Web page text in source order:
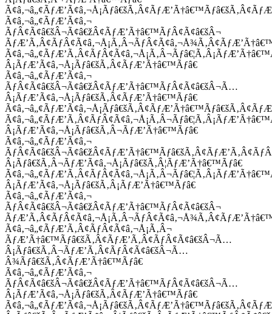
Ã¢â‚¬â„¢ÃƒÆ’Ã¢â‚¬
ÃƒÂ¢Ã¢â€šÂ¬Ã¢â€žÂ¢ÃƒÆ’Ã†â€™ÃƒÂ¢Ã¢â€šÂ¬
Â¡ÃƒÆ’Ã¢â‚¬Å¡Ãƒâ€šÃ‚Â¢ÃƒÆ’Ã†â€™Ãƒâ€
Ã¢â‚¬â„¢ÃƒÆ’Ã¢â‚¬
ÃƒÂ¢Ã¢â€šÂ¬Ã¢â€žÂ¢ÃƒÆ’Ã†â€™ÃƒÂ¢Ã¢â€šÂ¬Ã…
Â¡ÃƒÆ’Ã¢â‚¬Å¡Ãƒâ€šÃ‚Â¢ÃƒÆ’Ã†â€™Ãƒâ€
Â¡ÃƒÆ’Ã¢â‚¬Å¡Ãƒâ€šÃ‚Â¬ÃƒÆ’Ã†â€™Ãƒâ€
Ã¢â‚¬â„¢ÃƒÆ’Ã¢â‚¬
Â¡Ãƒâ€šÃ‚Â¬ÃƒÆ’Ã¢â‚¬Å¡Ãƒâ€šÃ‚Â¦ÃƒÆ’Ã†â€™Ãƒâ€
Â¡ÃƒÆ’Ã¢â‚¬Å¡Ãƒâ€šÃ‚Â¡ÃƒÆ’Ã†â€™Ãƒâ€
Ã¢â‚¬â„¢ÃƒÆ’Ã¢â‚¬
ÃƒÂ¢Ã¢â€šÂ¬Ã¢â€žÂ¢ÃƒÆ’Ã†â€™ÃƒÂ¢Ã¢â€šÂ¬
Ã¢â‚¬â„¢ÃƒÆ’Ã‚Â¢ÃƒÂ¢Ã¢â‚¬Å¡Ã‚Â¬
ÃƒÆ’Ã†â€™Ãƒâ€šÃ‚Â¢ÃƒÆ’Ã‚Â¢ÃƒÂ¢Ã¢â€šÂ¬Ã…
Â¡Ãƒâ€šÃ‚Â¬ÃƒÆ’Ã‚Â¢ÃƒÂ¢Ã¢â€šÂ¬Ã…
Â¾Ãƒâ€šÃ‚Â¢ÃƒÆ’Ã†â€™Ãƒâ€
Ã¢â‚¬â„¢ÃƒÆ’Ã¢â‚¬
ÃƒÂ¢Ã¢â€šÂ¬Ã¢â€žÂ¢ÃƒÆ’Ã†â€™ÃƒÂ¢Ã¢â€šÂ¬Ã…
Â¡ÃƒÆ’Ã¢â‚¬Å¡Ãƒâ€šÃ‚Â¢ÃƒÆ’Ã†â€™Ãƒâ€